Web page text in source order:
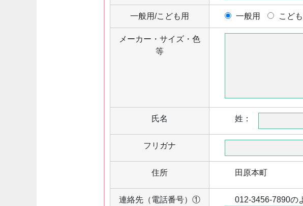
一般用/こども用 一般用 こど
メーカー・サイズ・色
等
氏名 姓：
フリガナ
住所 田原本町
連絡先（電話番号）①
012-3456-7890の